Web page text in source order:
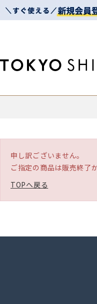
申し訳ございません。
ご指定の商品は販売終了
TOPへ戻る